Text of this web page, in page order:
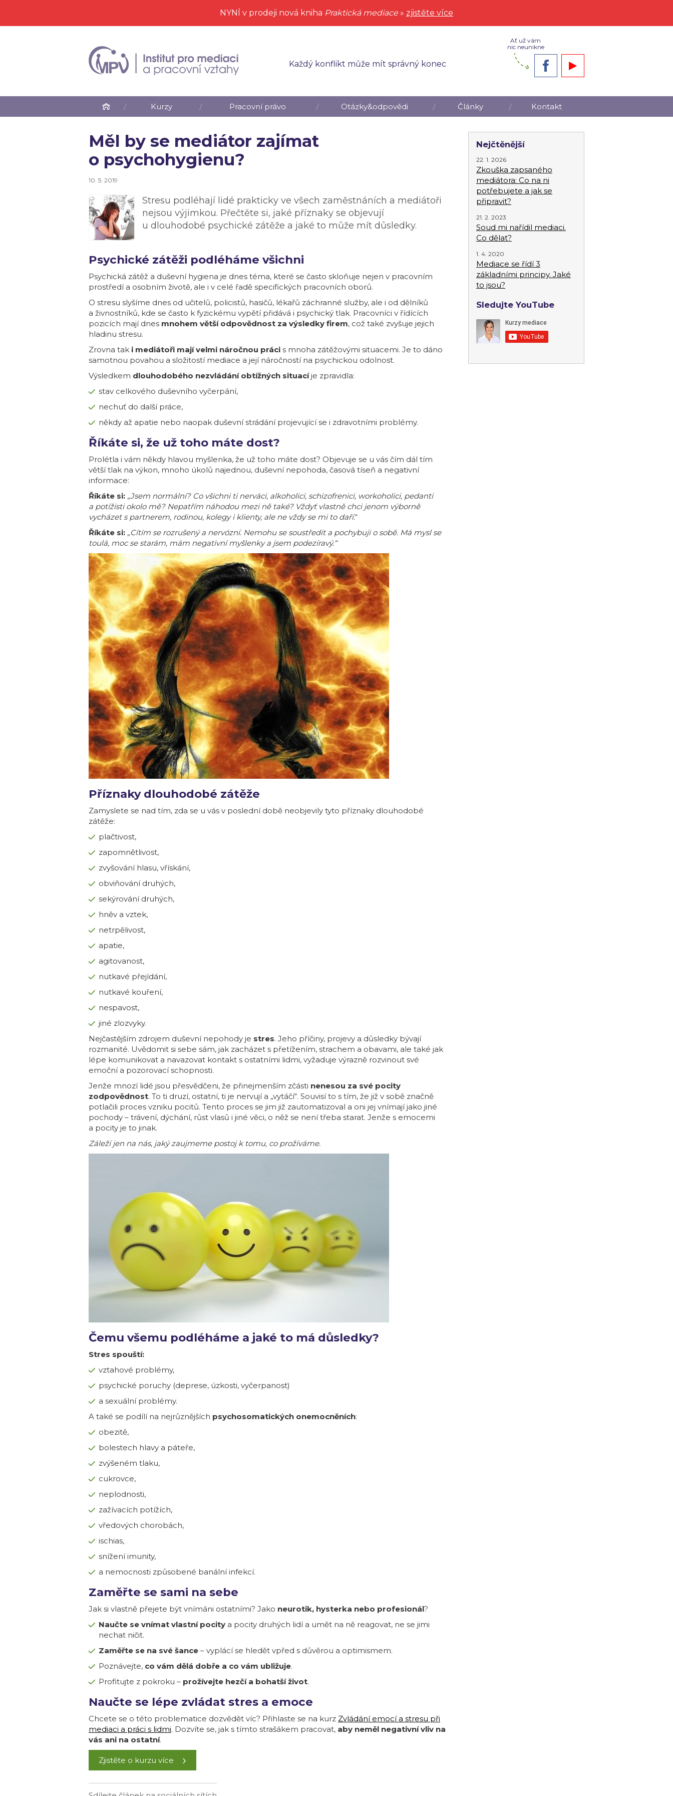
NYNÍ v prodeji nová kniha Praktická mediace » zjistěte více
Každý konflikt může mít správný konec
Ať už vám
nic neunikne
Kurzy Pracovní právo Otázky&odpovědi Články Kontakt
Měl by se mediátor zajímat
o psychohygienu?
10. 5. 2019
Stresu podléhají lidé prakticky ve všech zaměstnáních a mediátoři
nejsou výjimkou. Přečtěte si, jaké příznaky se objevují
u dlouhodobé psychické zátěže a jaké to může mít důsledky.
Psychické zátěži podléháme všichni
Psychická zátěž a duševní hygiena je dnes téma, které se často skloňuje nejen v pracovním
prostředí a osobním životě, ale i v celé řadě specifických pracovních oborů.
O stresu slyšíme dnes od učitelů, policistů, hasičů, lékařů záchranné služby, ale i od dělníků
a živnostníků, kde se často k fyzickému vypětí přidává i psychický tlak. Pracovníci v řídících
pozicích mají dnes mnohem větší odpovědnost za výsledky firem, což také zvyšuje jejich
hladinu stresu.
Zrovna tak i mediátoři mají velmi náročnou práci s mnoha zátěžovými situacemi. Je to dáno
samotnou povahou a složitostí mediace a její náročností na psychickou odolnost.
Výsledkem dlouhodobého nezvládání obtížných situacíje zpravidla:
stav celkového duševního vyčerpání,
nechuť do další práce,
někdy až apatie nebo naopak duševní strádání projevující se i zdravotními problémy.
Říkáte si, že už toho máte dost?
Prolétla i vám někdy hlavou myšlenka, že už toho máte dost? Objevuje se u vás čím dál tím
větší tlak na výkon, mnoho úkolů najednou, duševní nepohoda, časová tíseň a negativní
informace:
Říkáte si: „Jsem normální? Co všichni ti nerváci, alkoholici, schizofrenici, workoholici, pedanti
a potížisti okolo mě? Nepatřím náhodou mezi ně také? Vždyť vlastně chci jenom výborně
vycházet s partnerem, rodinou, kolegy i klienty, ale ne vždy se mi to daří.“
Říkáte si: „Cítím se rozrušený a nervózní. Nemohu se soustředit a pochybuji o sobě. Má mysl se
toulá, moc se starám, mám negativní myšlenky a jsem podezíravý.“
Příznaky dlouhodobé zátěže
Zamyslete se nad tím, zda se u vás v poslední době neobjevily tyto příznaky dlouhodobé
zátěže:
plačtivost,
zapomnětlivost,
zvyšování hlasu, vřískání,
obviňování druhých,
sekýrování druhých,
hněv a vztek,
netrpělivost,
apatie,
agitovanost,
nutkavé přejídání,
nutkavé kouření,
nespavost,
jiné zlozvyky.
Nejčastějším zdrojem duševní nepohody je stres. Jeho příčiny, projevy a důsledky bývají
rozmanité. Uvědomit si sebe sám, jak zacházet s přetížením, strachem a obavami, ale také jak
lépe komunikovat a navazovat kontakt s ostatními lidmi, vyžaduje výrazně rozvinout své
emoční a pozorovací schopnosti.
Jenže mnozí lidé jsou přesvědčeni, že přinejmenším zčásti nenesou za své pocity
zodpovědnost. To ti druzí, ostatní, ti je nervují a „vytáčí“. Souvisí to s tím, že již v sobě značně
potlačili proces vzniku pocitů. Tento proces se jim již zautomatizoval a oni jej vnímají jako jiné
pochody – trávení, dýchání, růst vlasů i jiné věci, o něž se není třeba starat. Jenže s emocemi
a pocity je to jinak.
Záleží jen na nás, jaký zaujmeme postoj k tomu, co prožíváme.
Čemu všemu podléháme a jaké to má důsledky?
Stres spouští:
vztahové problémy,
psychické poruchy (deprese, úzkosti, vyčerpanost)
a sexuální problémy.
A také se podílí na nejrůznějších psychosomatických onemocněních:
obezitě,
bolestech hlavy a páteře,
zvýšeném tlaku,
cukrovce,
neplodnosti,
zažívacích potížích,
vředových chorobách,
ischias,
snížení imunity,
a nemocnosti způsobené banální infekcí.
Zaměřte se sami na sebe
Jak si vlastně přejete být vnímáni ostatními? Jako neurotik, hysterka nebo profesionál?
Naučte se vnímat vlastní pocity a pocity druhých lidí a umět na ně reagovat, ne se jimi
nechat ničit.
Zaměřte se na své šance – vyplácí se hledět vpřed s důvěrou a optimismem.
Poznávejte, co vám dělá dobře a co vám ubližuje.
Profitujte z pokroku – prožívejte hezčí a bohatší život.
Naučte se lépe zvládat stres a emoce
Chcete se o této problematice dozvědět víc? Přihlaste se na kurz Zvládání emocí a stresu při
mediaci a práci s lidmi. Dozvíte se, jak s tímto strašákem pracovat, aby neměl negativní vliv na
vás ani na ostatní.
Zjistěte o kurzu více
Nejčtěnější
22. 1. 2026
Zkouška zapsaného
mediátora: Co na ni
potřebujete a jak se
připravit?
21. 2. 2023
Soud mi nařídil mediaci.
Co dělat?
1. 4. 2020
Mediace se řídí 3
základními principy. Jaké
to jsou?
Sledujte YouTube